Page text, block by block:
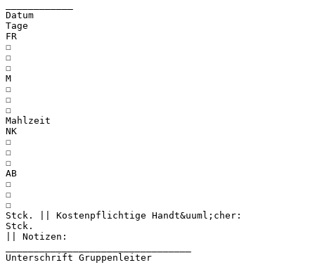
Datum
Tage
FR
☐
☐
☐
M
☐
☐
☐
Mahlzeit
NK
☐
☐
☐
AB
☐
☐
☐
Stck. || Kostenpflichtige Handt&uuml;cher:
Stck.
|| Notizen:
Unterschrift Gruppenleiter